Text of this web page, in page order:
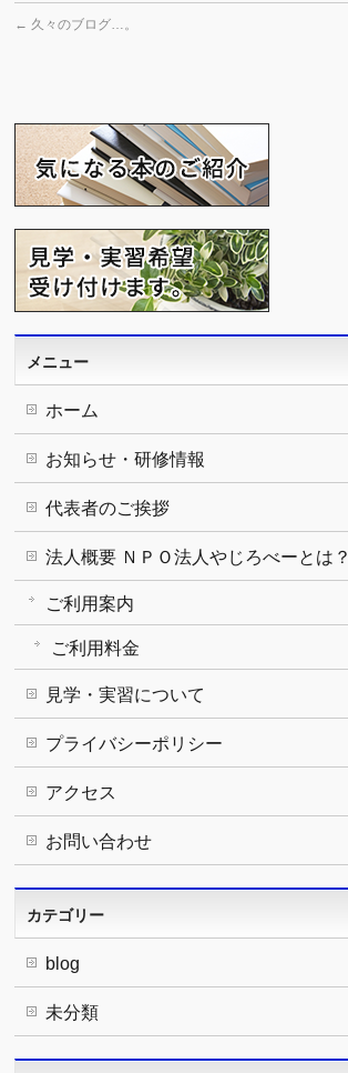
← 久々のブログ…。
メニュー
ホーム
お知らせ・研修情報
代表者のご挨拶
法人概要 ＮＰＯ法人やじろべーとは？
ご利用案内
ご利用料金
見学・実習について
プライバシーポリシー
アクセス
お問い合わせ
カテゴリー
blog
未分類